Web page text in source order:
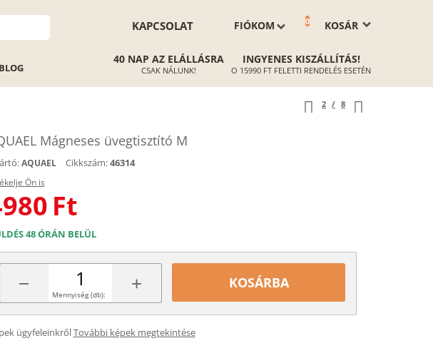
KOSÁR
0
FIÓKOM
KAPCSOLAT
BLOG
40 NAP AZ ELÁLLÁSRA
CSAK NÁLUNK!
INGYENES KISZÁLLÍTÁS!
O 15990 FT FELETTI RENDELÉS ESETÉN
2 / 8
Mágneses üvegtisztító M
AQUAEL Cikkszám:46314
Ön is
Ft
48 ÓRÁN BELÜL
− +
Mennyiség (db):
KOSÁRBA
ügyfeleinkrőlTovábbi képek megtekintése